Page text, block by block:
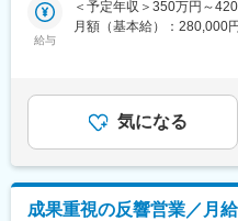
・仏壇、仏具の営業販売、
ます。
*使用する車両は2トンクラ
のベテラン社員が在籍して
給与
＜予定年収＞350万円～
月額（基本給）：280,000
気になる
成果重視の反響営業／月